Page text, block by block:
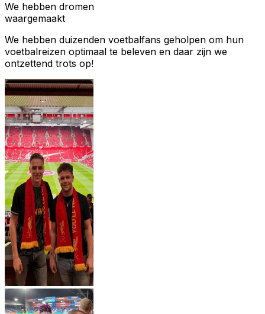
We hebben dromen
waargemaakt
We hebben duizenden voetbalfans geholpen om hun
voetbalreizen optimaal te beleven en daar zijn we
ontzettend trots op!